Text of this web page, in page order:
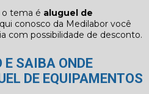
o tema é aluguel de
conosco da Medilabor você
com possibilidade de desconto.
E SAIBA ONDE
DE EQUIPAMENTOS